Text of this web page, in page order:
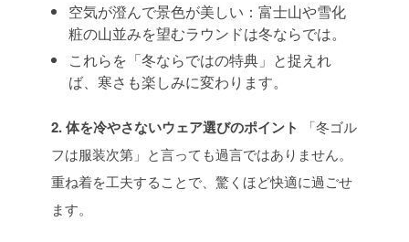
空気が澄んで景色が美しい：富士山や雪化
粧の山並みを望むラウンドは冬ならでは。
これらを「冬ならではの特典」と捉えれ
ば、寒さも楽しみに変わります。
2. 体を冷やさないウェア選びのポイント
「冬ゴル
フは服装次第」と言っても過言ではありません。
重ね着を工夫することで、驚くほど快適に過ごせ
ます。